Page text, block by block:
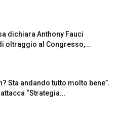
dichiara Anthony Fauci
oltraggio al Congresso,...
Sta andando tutto molto bene”.
“Strategia...